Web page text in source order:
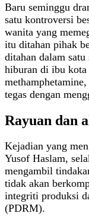
Baru seminggu
satu kontroversi
wanita yang
itu ditahan pihak
ditahan dalam
hiburan di ibu
tegas dengan
Rayuan dan
Kejadian yang
Yusof Haslam,
mengambil
tidak akan
integriti produksi
(PDRM).